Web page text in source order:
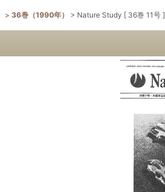
> 36巻（1990年） > Nature Study [ 36巻 11号 ]